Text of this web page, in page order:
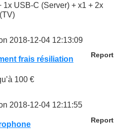
1x USB-C (Server) + x1 + 2x
2018-12-04 12:13:09
Report
frais résiliation
100 €
2018-12-04 12:11:55
Report